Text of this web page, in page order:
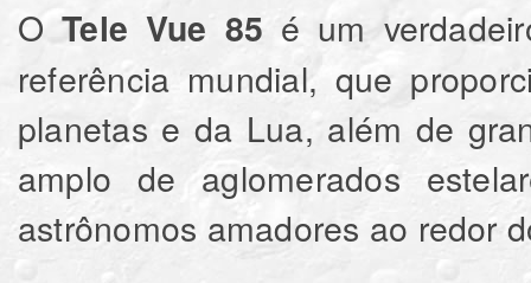
OTele Vue 85 é um
referência mundial, que
planetas e da Lua, além de
amplo de aglomerados
astrônomos amadores ao redor